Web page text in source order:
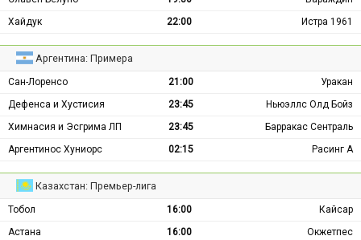
Хайдук
22:00 Истра 1961
Аргентина: Примера
Сан-Лоренсо 21:00
Уракан
Дефенса и Хустисия
23:45
Ньюэллс Олд Бойз
Химнасия и Эсгрима ЛП
23:45
Барракас Сентраль
Аргентинос Хуниорс
02:15 Расинг А
Казахстан: Премьер-лига
Тобол 16:00
Кайсар
Астана
16:00
Окжетпес